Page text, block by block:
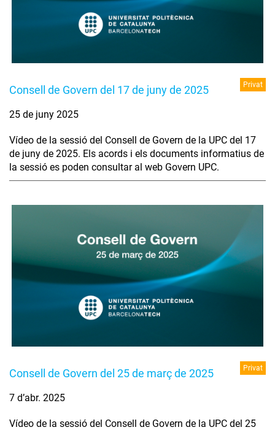
Consell de Govern del 17 de juny de 2025 Privat
25 de juny 2025
Vídeo de la sessió del Consell de Govern de la UPC del 17
de juny de 2025. Els acords i els documents informatius de
la sessió es poden consultar al web Govern UPC.
Consell de Govern del 25 de març de 2025 Privat
7 d’abr. 2025
Vídeo de la sessió del Consell de Govern de la UPC del 25